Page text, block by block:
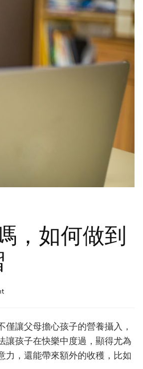
，如何做到
on
期
嬰
幼
兒
僅讓父母擔心孩子的營養攝入，
讓孩子在快樂中度過，顯得尤為
力，還能帶來額外的收穫，比如